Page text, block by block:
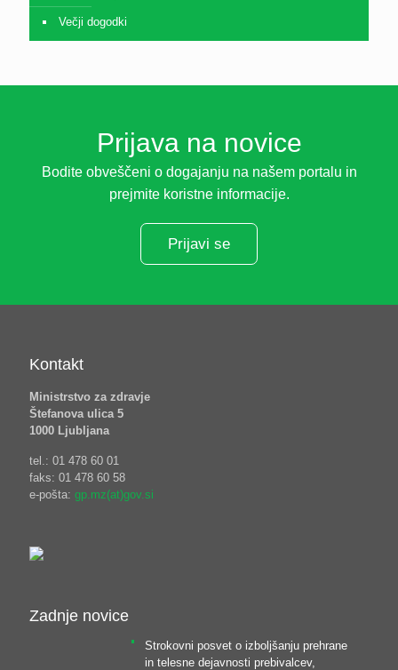
Večji dogodki
Prijava na novice
Bodite obveščeni o dogajanju na našem portalu in
prejmite koristne informacije.
Prijavi se
Kontakt
Ministrstvo za zdravje
Štefanova ulica 5
1000 Ljubljana
tel.: 01 478 60 01
faks: 01 478 60 58
e-pošta: gp.mz(at)gov.si
Zadnje novice
Strokovni posvet o izboljšanju prehrane
in telesne dejavnosti prebivalcev,